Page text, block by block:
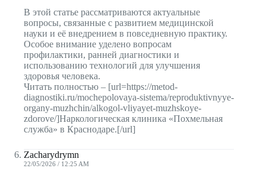
В этой статье рассматриваются актуальные
вопросы, связанные с развитием медицинской
науки и её внедрением в повседневную практику.
Особое внимание уделено вопросам
профилактики, ранней диагностики и
использованию технологий для улучшения
здоровья человека.
Читать полностью – [url=https://metod-
diagnostiki.ru/mochepolovaya-sistema/reproduktivnyye-
organy-muzhchin/alkogol-vliyayet-muzhskoye-
zdorove/]Наркологическая клиника «Похмельная
служба» в Краснодаре.[/url]
Zacharydrymn
22/05/2026 / 12:25 AM